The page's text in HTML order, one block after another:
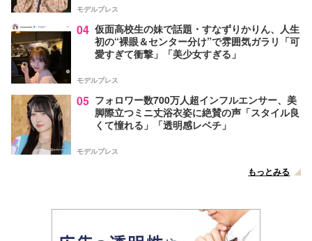
モデルプレス
04 仮面高校生の妹で話題・すなずりかりん、人生
初の“裸眼＆センター分け”で雰囲気ガラリ「可
愛すぎて衝撃」「美少女すぎる」
モデルプレス
05 フォロワー数700万人超インフルエンサー、美
脚際立つミニ丈浴衣姿に絶賛の声「スタイル良
くて憧れる」「透明感レベチ」
モデルプレス
もっとみる